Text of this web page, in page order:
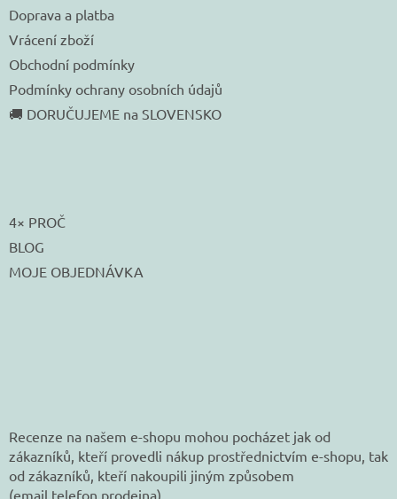
Doprava a platba
Vrácení zboží
Obchodní podmínky
Podmínky ochrany osobních údajů
🚚 DORUČUJEME na SLOVENSKO
4× PROČ
BLOG
MOJE OBJEDNÁVKA
Recenze na našem e-shopu mohou pocházet jak od
zákazníků, kteří provedli nákup prostřednictvím e-shopu, tak
od zákazníků, kteří nakoupili jiným způsobem
(email,telefon,prodejna).